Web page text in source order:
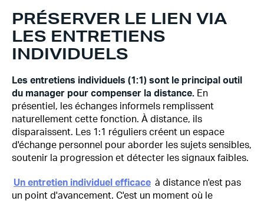
PRÉSERVER LE LIEN VIA
LES ENTRETIENS
INDIVIDUELS
Les entretiens individuels (1:1) sont le principal outil
du manager pour compenser la distance. En
présentiel, les échanges informels remplissent
naturellement cette fonction. À distance, ils
disparaissent. Les 1:1 réguliers créent un espace
d'échange personnel pour aborder les sujets sensibles,
soutenir la progression et détecter les signaux faibles.
Un entretien individuel efficace à distance n'est pas
un point d'avancement. C'est un moment où le